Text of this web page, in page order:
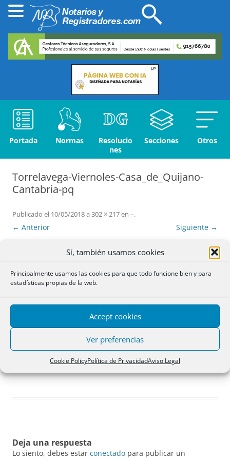
Sí, también usamos cookies
Principalmente usamos las cookies para que todo funcione bien y para
estadísticas propias de la web.
Accept cookies
Ver preferencias
Cookie PolicyPolítica de PrivacidadAviso Legal
Portada Normas
Resolucio
nes
Secciones Otros
Torrelavega-Viernoles-Casa_de_Quijano-
Cantabria-pq
Publicado el 10/05/2018a 302 × 217en –.
← Anterior Siguiente →
Casa de Quijano en Viernoles, Torrelavega (Cantabria)
Deja una respuesta
Lo siento, debes estar conectado para publicar un